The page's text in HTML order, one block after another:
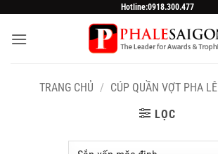
content
Hotline:0918.300.477
TRANG CHỦ / CÚP QUẦN VỢT PHA LÊ
LỌC